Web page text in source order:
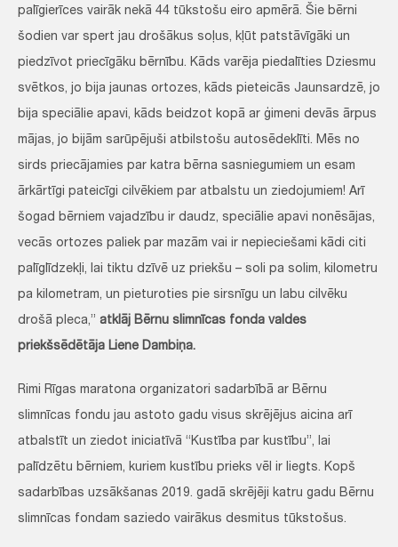
palīgierīces vairāk nekā 44 tūkstošu eiro apmērā. Šie bērni
šodien var spert jau drošākus soļus, kļūt patstāvīgāki un
piedzīvot priecīgāku bērnību. Kāds varēja piedalīties Dziesmu
svētkos, jo bija jaunas ortozes, kāds pieteicās Jaunsardzē, jo
bija speciālie apavi, kāds beidzot kopā ar ģimeni devās ārpus
mājas, jo bijām sarūpējuši atbilstošu autosēdeklīti. Mēs no
sirds priecājamies par katra bērna sasniegumiem un esam
ārkārtīgi pateicīgi cilvēkiem par atbalstu un ziedojumiem! Arī
šogad bērniem vajadzību ir daudz, speciālie apavi nonēsājas,
vecās ortozes paliek par mazām vai ir nepieciešami kādi citi
palīglīdzekļi, lai tiktu dzīvē uz priekšu – soli pa solim, kilometru
pa kilometram, un pieturoties pie sirsnīgu un labu cilvēku
drošā pleca,” atklāj Bērnu slimnīcas fonda valdes
priekšsēdētāja Liene Dambiņa.
Rimi Rīgas maratona organizatori sadarbībā ar Bērnu
slimnīcas fondu jau astoto gadu visus skrējējus aicina arī
atbalstīt un ziedot iniciatīvā “Kustība par kustību”, lai
palīdzētu bērniem, kuriem kustību prieks vēl ir liegts. Kopš
sadarbības uzsākšanas 2019. gadā skrējēji katru gadu Bērnu
slimnīcas fondam saziedo vairākus desmitus tūkstošus.